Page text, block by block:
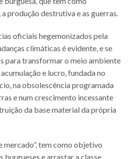
produção destrutiva e as guerras.
oficiais hegemonizados pela
climáticas é evidente, e se
para transformar o meio ambiente
e lucro, fundada no
na obsolescência programada
e num crescimento incessante
da base material da própria
mercado”, tem como objetivo
e arrastar a classe